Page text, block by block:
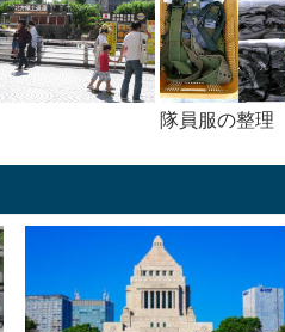
隊員服の整理